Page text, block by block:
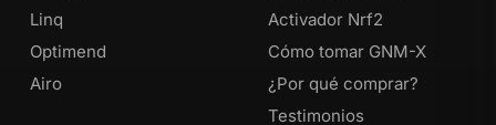
Linq
Optimend
Airo
Activador Nrf2
Cómo tomar GNM-X
¿Por qué comprar?
Testimonios